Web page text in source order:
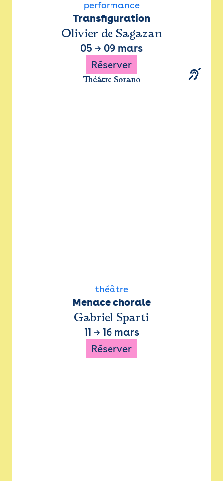
performance
Transfiguration
Olivier de Sagazan
05 → 09 mars
Réserver
Théâtre Sorano
théâtre
Menace chorale
Gabriel Sparti
11 → 16 mars
Réserver